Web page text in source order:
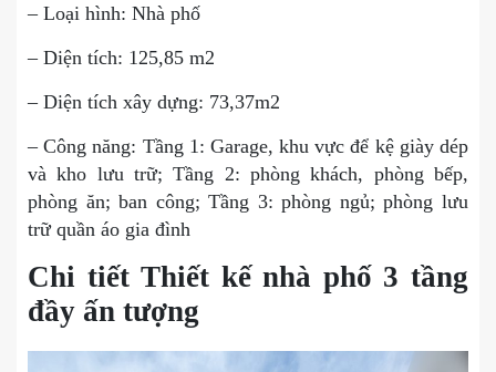
– Loại hình: Nhà phố
– Diện tích: 125,85 m2
– Diện tích xây dựng: 73,37m2
– Công năng: Tầng 1: Garage, khu vực để kệ giày dép
và kho lưu trữ; Tầng 2: phòng khách, phòng bếp,
phòng ăn; ban công; Tầng 3: phòng ngủ; phòng lưu
trữ quần áo gia đình
Chi tiết Thiết kế nhà phố 3 tầng
đầy ấn tượng